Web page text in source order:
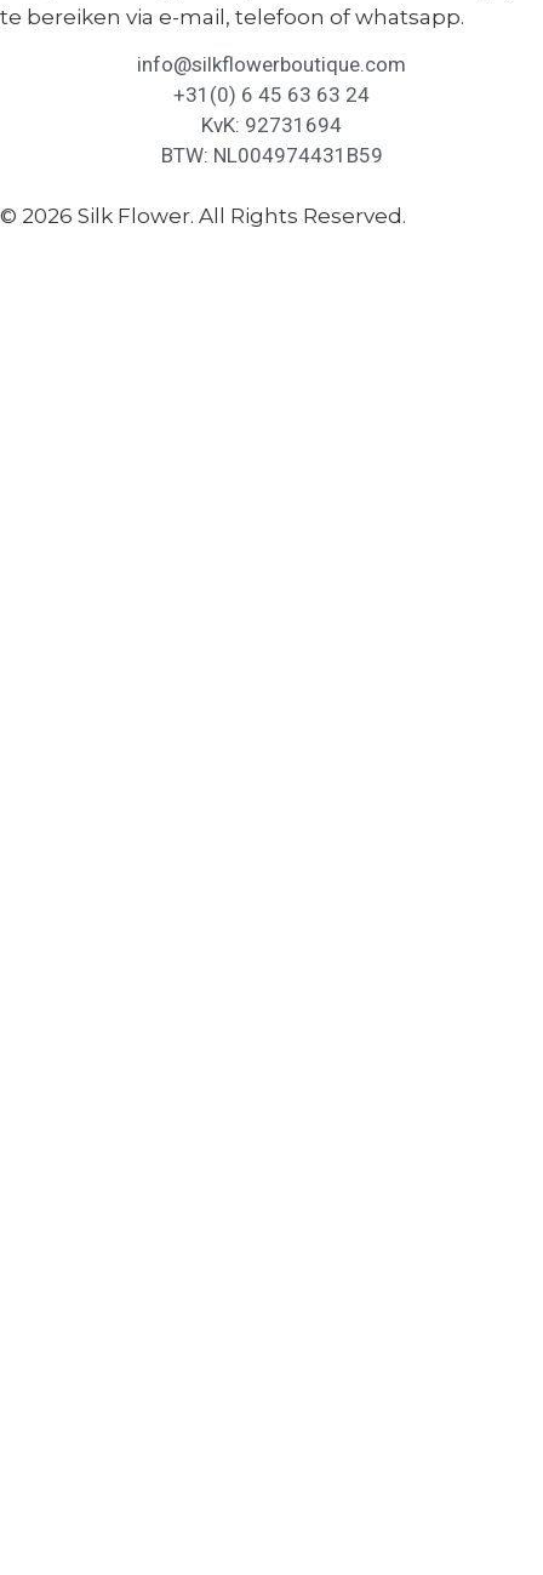
te bereiken via e-mail, telefoon of whatsapp.
info@silkflowerboutique.com
+31(0) 6 45 63 63 24
KvK: 92731694
BTW: NL004974431B59
© 2026 Silk Flower. All Rights Reserved.